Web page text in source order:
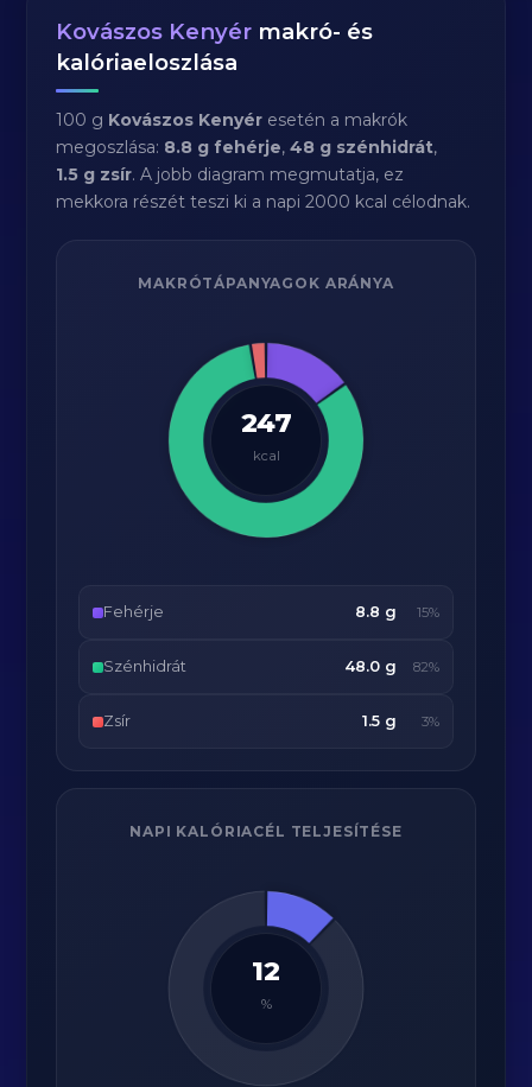
Kovászos Kenyér makró- és
kalóriaeloszlása
100 g Kovászos Kenyér esetén a makrók
megoszlása: 8.8 g fehérje,48 g szénhidrát,
1.5 g zsír. A jobb diagram megmutatja, ez
mekkora részét teszi ki a napi 2000 kcal célodnak.
MAKRÓTÁPANYAGOK ARÁNYA
247
kcal
Fehérje 8.8 g 15%
Szénhidrát 48.0 g 82%
Zsír 1.5 g 3%
NAPI KALÓRIACÉL TELJESÍTÉSE
12
%